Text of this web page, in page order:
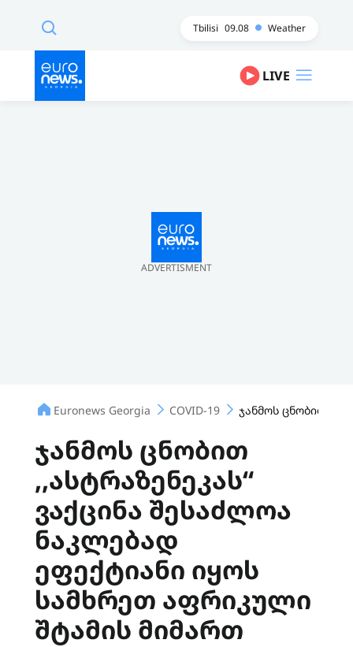
Tbilisi 09.08 Weather
LIVE
ADVERTISMENT
Euronews Georgia COVID-19 ჯანმოს ცნობით
ჯანმოს ცნობით
,,ასტრაზენეკას“
ვაქცინა შესაძლოა
ნაკლებად
ეფექტიანი იყოს
სამხრეთ აფრიკული
შტამის მიმართ